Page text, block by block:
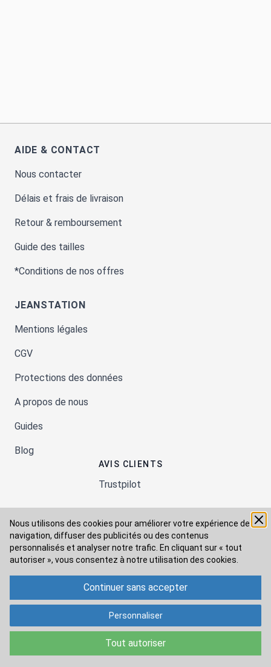
Nous utilisons des cookies pour améliorer votre expérience de
navigation, diffuser des publicités ou des contenus
personnalisés et analyser notre trafic. En cliquant sur « tout
autoriser », vous consentez à notre utilisation des cookies.
Tout autoriser
Continuer sans accepter
Personnaliser
AIDE & CONTACT
Nous contacter
Délais et frais de livraison
Retour & remboursement
Guide des tailles
*Conditions de nos offres
JEANSTATION
Mentions légales
CGV
Protections des données
A propos de nous
Guides
Blog
AVIS CLIENTS
Trustpilot
Moyens de paiement
Modes de livraison